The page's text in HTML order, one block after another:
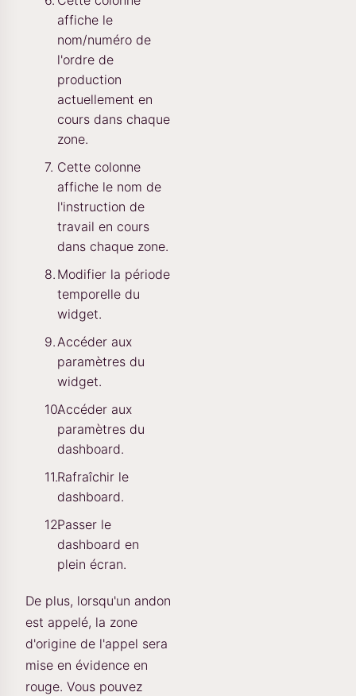
affiche le
nom/numéro de
l'ordre de
production
actuellement en
cours dans chaque
zone.
Cette colonne
affiche le nom de
l'instruction de
travail en cours
dans chaque zone.
Modifier la période
temporelle du
widget.
Accéder aux
paramètres du
widget.
Accéder aux
paramètres du
dashboard.
Rafraîchir le
dashboard.
Passer le
dashboard en
plein écran.
De plus, lorsqu'un andon
est appelé, la zone
d'origine de l'appel sera
mise en évidence en
rouge. Vous pouvez